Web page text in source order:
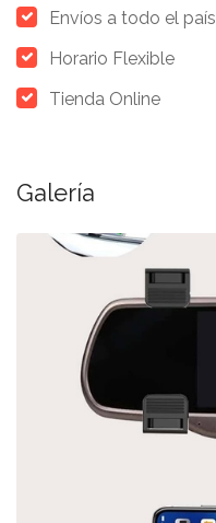
Envíos a todo el país
Horario Flexible
Tienda Online
Galería